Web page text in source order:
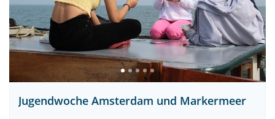
Jugendwoche Amsterdam und Markermeer